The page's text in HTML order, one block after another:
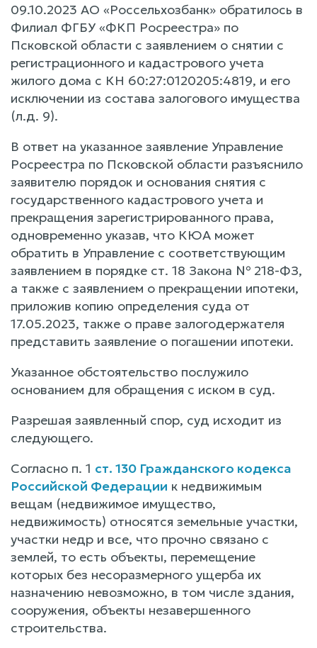
09.10.2023 АО «Россельхозбанк» обратилось в
Филиал ФГБУ «ФКП Росреестра» по
Псковской области с заявлением о снятии с
регистрационного и кадастрового учета
жилого дома с КН 60:27:0120205:4819, и его
исключении из состава залогового имущества
(л.д. 9).
В ответ на указанное заявление Управление
Росреестра по Псковской области разъяснило
заявителю порядок и основания снятия с
государственного кадастрового учета и
прекращения зарегистрированного права,
одновременно указав, что КЮА может
обратить в Управление с соответствующим
заявлением в порядке ст. 18 Закона № 218-ФЗ,
а также с заявлением о прекращении ипотеки,
приложив копию определения суда от
17.05.2023, также о праве залогодержателя
представить заявление о погашении ипотеки.
Указанное обстоятельство послужило
основанием для обращения с иском в суд.
Разрешая заявленный спор, суд исходит из
следующего.
Согласно п. 1 ст. 130 Гражданского кодекса
Российской Федерации к недвижимым
вещам (недвижимое имущество,
недвижимость) относятся земельные участки,
участки недр и все, что прочно связано с
землей, то есть объекты, перемещение
которых без несоразмерного ущерба их
назначению невозможно, в том числе здания,
сооружения, объекты незавершенного
строительства.